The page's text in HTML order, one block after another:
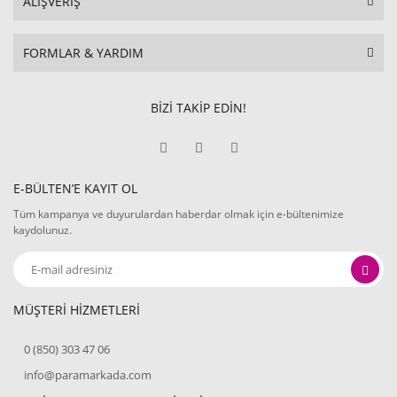
FORMLAR & YARDIM
BİZİ TAKİP EDİN!
E-BÜLTEN’E KAYIT OL
Tüm kampanya ve duyurulardan haberdar olmak için e-bültenimize
kaydolunuz.
MÜŞTERİ HİZMETLERİ
0 (850) 303 47 06
info@paramarkada.com